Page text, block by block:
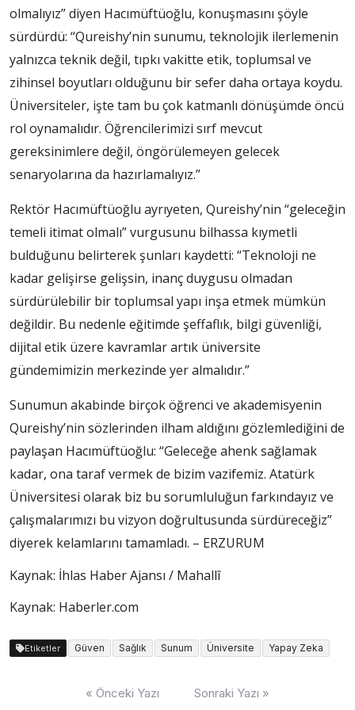
olmalıyız” diyen Hacımüftüoğlu, konuşmasını şöyle
sürdürdü: “Qureishy’nin sunumu, teknolojik ilerlemenin
yalnızca teknik değil, tıpkı vakitte etik, toplumsal ve
zihinsel boyutları olduğunu bir sefer daha ortaya koydu.
Üniversiteler, işte tam bu çok katmanlı dönüşümde öncü
rol oynamalıdır. Öğrencilerimizi sırf mevcut
gereksinimlere değil, öngörülemeyen gelecek
senaryolarına da hazırlamalıyız.”
Rektör Hacımüftüoğlu ayrıyeten, Qureishy’nin “geleceğin
temeli itimat olmalı” vurgusunu bilhassa kıymetli
bulduğunu belirterek şunları kaydetti: “Teknoloji ne
kadar gelişirse gelişsin, inanç duygusu olmadan
sürdürülebilir bir toplumsal yapı inşa etmek mümkün
değildir. Bu nedenle eğitimde şeffaflık, bilgi güvenliği,
dijital etik üzere kavramlar artık üniversite
gündemimizin merkezinde yer almalıdır.”
Sunumun akabinde birçok öğrenci ve akademisyenin
Qureishy’nin sözlerinden ilham aldığını gözlemlediğini de
paylaşan Hacımüftüoğlu: “Geleceğe ahenk sağlamak
kadar, ona taraf vermek de bizim vazifemiz. Atatürk
Üniversitesi olarak biz bu sorumluluğun farkındayız ve
çalışmalarımızı bu vizyon doğrultusunda sürdüreceğiz”
diyerek kelamlarını tamamladı. – ERZURUM
Kaynak: İhlas Haber Ajansı / Mahallî
Kaynak: Haberler.com
Etiketler Güven Sağlık Sunum Üniversite Yapay Zeka
« Önceki Yazı Sonraki Yazı »